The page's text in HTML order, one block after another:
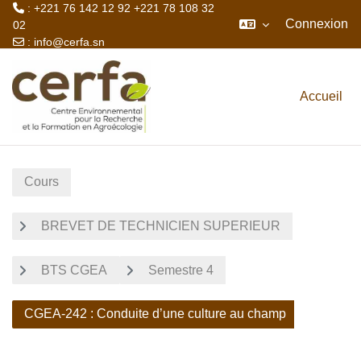
: +221 76 142 12 92 +221 78 108 32
02
: info@cerfa.sn
Connexion
Accueil
Cours
BREVET DE TECHNICIEN SUPERIEUR
BTS CGEA Semestre 4
CGEA-242 : Conduite d’une culture au champ